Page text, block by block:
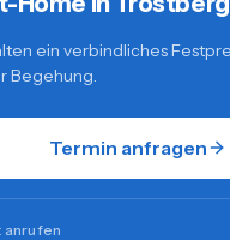
ein verbindliches
Begehung.
Termin anfragen
anrufen